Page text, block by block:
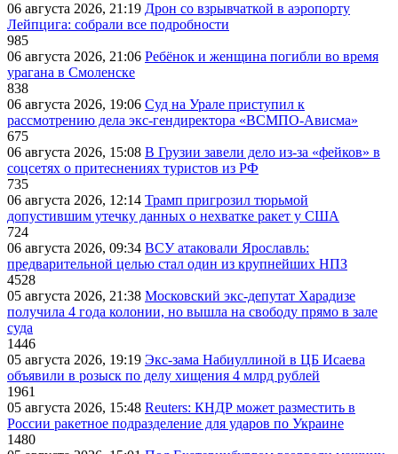
06 августа 2026, 21:19 Дрон со взрывчаткой в аэропорту
Лейпцига: собрали все подробности
985
06 августа 2026, 21:06 Ребёнок и женщина погибли во время
урагана в Смоленске
838
06 августа 2026, 19:06 Суд на Урале приступил к
рассмотрению дела экс-гендиректора «ВСМПО-Ависма»
675
06 августа 2026, 15:08 В Грузии завели дело из-за «фейков» в
соцсетях о притеснениях туристов из РФ
735
06 августа 2026, 12:14 Трамп пригрозил тюрьмой
допустившим утечку данных о нехватке ракет у США
724
06 августа 2026, 09:34 ВСУ атаковали Ярославль:
предварительной целью стал один из крупнейших НПЗ
4528
05 августа 2026, 21:38 Московский экс-депутат Харадизе
получила 4 года колонии, но вышла на свободу прямо в зале
суда
1446
05 августа 2026, 19:19 Экс-зама Набиуллиной в ЦБ Исаева
объявили в розыск по делу хищения 4 млрд рублей
1961
05 августа 2026, 15:48 Reuters: КНДР может разместить в
России ракетное подразделение для ударов по Украине
1480